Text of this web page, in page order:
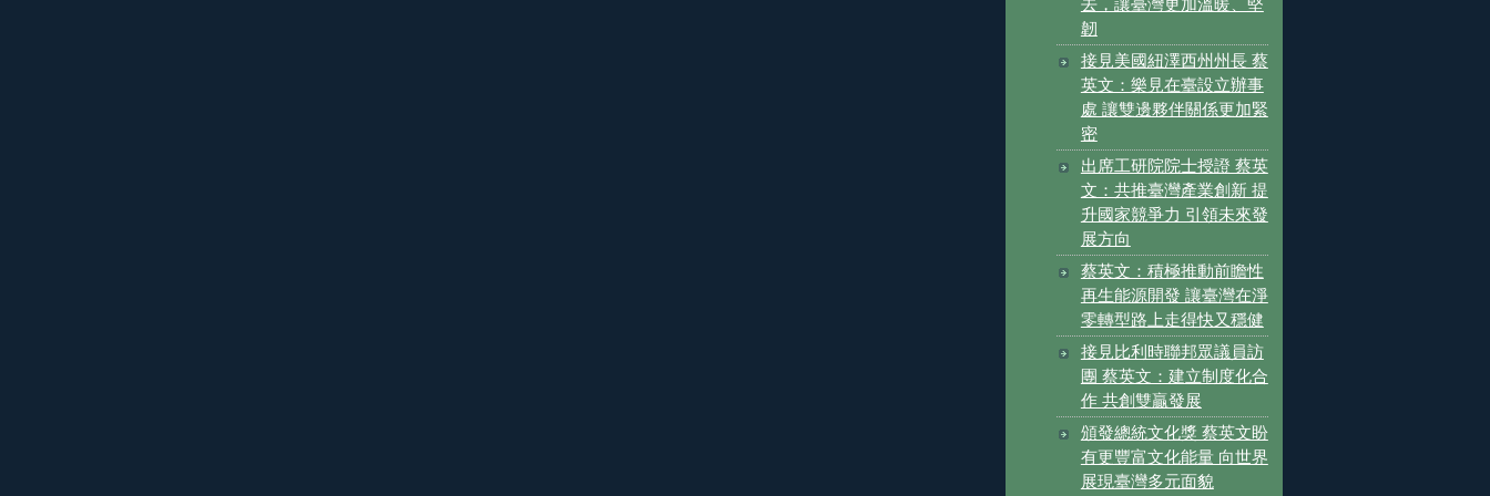
去，讓臺灣更加溫暖、堅
韌
接見美國紐澤西州州長 蔡
英文：樂見在臺設立辦事
處 讓雙邊夥伴關係更加緊
密
出席工研院院士授證 蔡英
文：共推臺灣產業創新 提
升國家競爭力 引領未來發
展方向
蔡英文：積極推動前瞻性
再生能源開發 讓臺灣在淨
零轉型路上走得快又穩健
接見比利時聯邦眾議員訪
團 蔡英文：建立制度化合
作 共創雙贏發展
頒發總統文化獎 蔡英文盼
有更豐富文化能量 向世界
展現臺灣多元面貌